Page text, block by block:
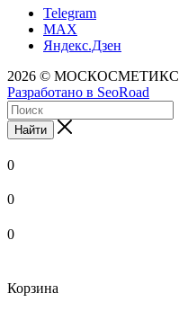
Telegram
MAX
Яндекс.Дзен
2026 © МОСКОСМЕТИКС
Разработано в SeoRoad
Найти
0
0
0
Корзина